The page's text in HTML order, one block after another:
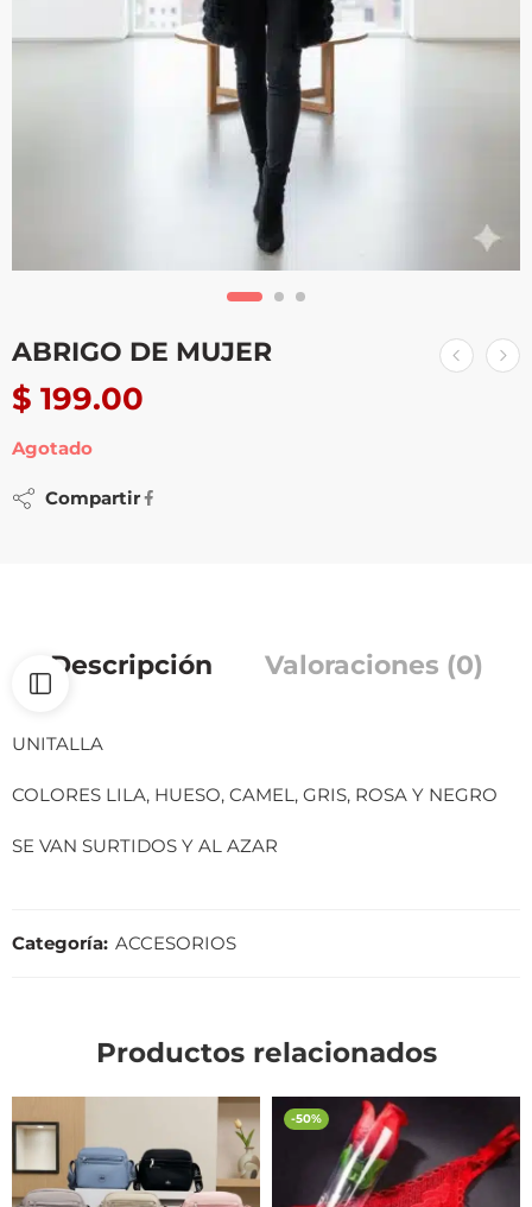
ABRIGO DE MUJER
$ 199.00
Agotado
Compartir
Descripción Valoraciones (0)
UNITALLA
COLORES LILA, HUESO, CAMEL, GRIS, ROSA Y NEGRO
SE VAN SURTIDOS Y AL AZAR
Categoría: ACCESORIOS
Productos relacionados
-50%